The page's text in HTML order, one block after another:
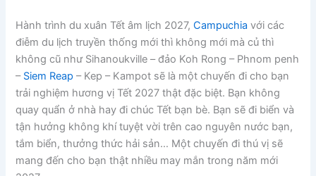
Hành trình du xuân Tết âm lịch 2027,Campuchia với các
điễm du lịch truyền thống mới thì không mới mà củ thì
không cũ như Sihanoukville – đảo Koh Rong – Phnom penh
– Siem Reap – Kep – Kampot sẽ là một chuyến đi cho bạn
trải nghiệm hương vị Tết 2027 thật đặc biệt. Bạn không
quay quẩn ở nhà hay đi chúc Tết bạn bè. Bạn sẽ đi biển và
tận hưởng không khí tuyệt vời trên cao nguyên nước bạn,
tắm biển, thưởng thức hải sản… Một chuyến đi thú vị sẽ
mang đến cho bạn thật nhiều may mắn trong năm mới